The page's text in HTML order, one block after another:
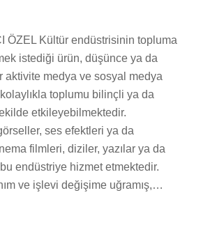
ÖZEL Kültür endüstrisinin topluma
istediği ürün, düşünce ya da
aktivite medya ve sosyal medya
kolaylıkla toplumu bilinçli ya da
etkileyebilmektedir.
ses efektleri ya da
filmleri, diziler, yazılar ya da
endüstriye hizmet etmektedir.
ve işlevi değişime uğramış,…